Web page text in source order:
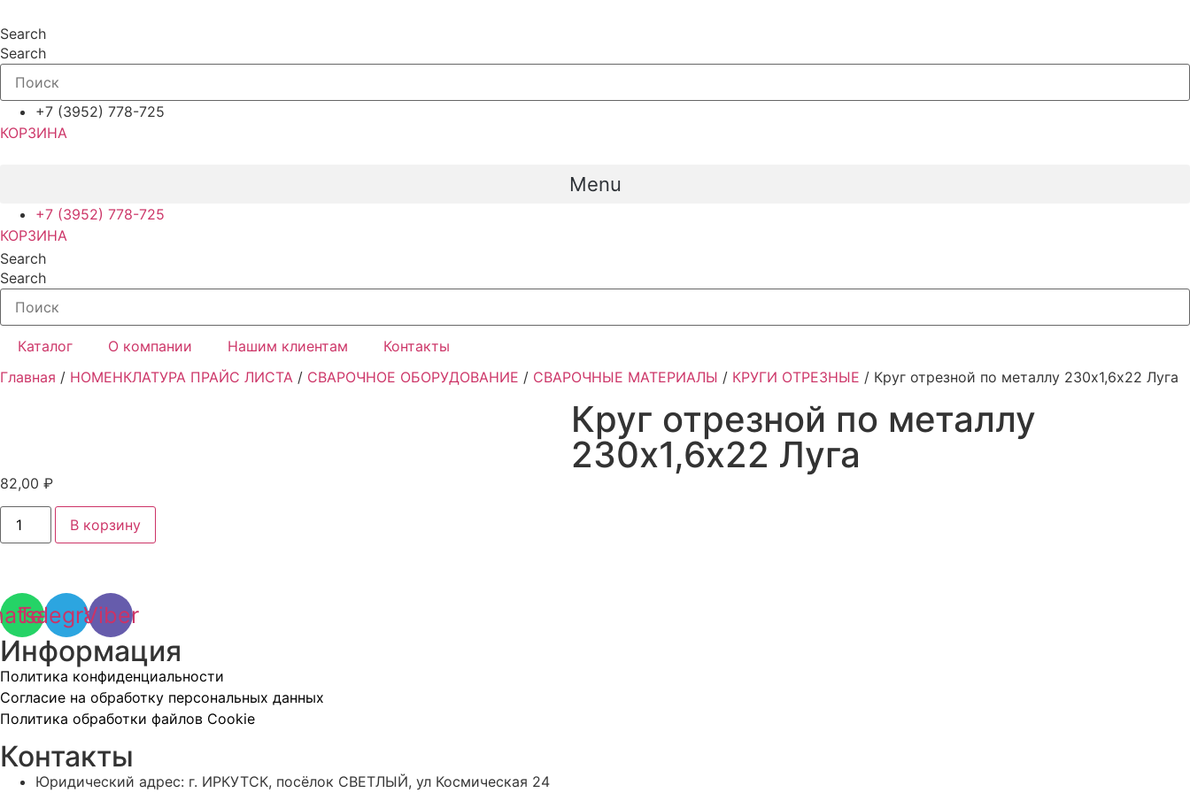
к
содержимому
Search
Search
+7 (3952) 778-725
КОРЗИНА
Menu
+7 (3952) 778-725
КОРЗИНА
Search
Search
Каталог О компании Нашим клиентам
Контакты
Главная / НОМЕНКЛАТУРА ПРАЙС ЛИСТА / СВАРОЧНОЕ ОБОРУДОВАНИЕ / СВАРОЧНЫЕ МАТЕРИАЛЫ / КРУГИ ОТРЕЗНЫЕ / Круг отрезной по металлу 230х1,6х22 Луга
Круг отрезной по металлу
230х1,6х22 Луга
82,00 ₽
Количество
товара
Круг
230х1,6х22
Луга
В корзину
Telegram
Viber
Информация
Политика конфиденциальности
Согласие на обработку персональных данных
Политика обработки файлов Cookie
Контакты
Юридический адрес: г. ИРКУТСК, посёлок СВЕТЛЫЙ, ул Космическая 24